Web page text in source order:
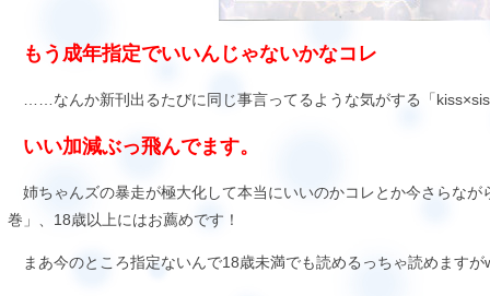
もう成年指定でいいんじゃないかなコレ
……なんか新刊出るたびに同じ事言ってるような気がする「
いい加減ぶっ飛んでます。
姉ちゃんズの暴走が極大化して本当にいいのかコレとか今さらなが
巻」、18歳以上にはお薦めです！
まあ今のところ指定ないんで18歳未満でも読めるっちゃ読めますが